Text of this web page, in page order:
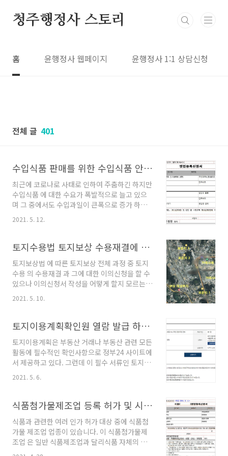
청주행정사 스토리
홈 윤행정사 웹페이지 윤행정사 1:1 상담신청
전체 글 401
수입식품 판매를 위한 수입식품 안전관리특별법 에 따른 수입식품수입 판매업 등록 절차 - 청주행정사사무소
최근에 코로나로 사태로 인하여 주춤하긴 하지만
수입식품 에 대한 수요가 폭발적으로 늘고 있으
며 그 중에서도 수입과일이 큰폭으로 증가 하고
있다. 이에 따라 수입 식품 전문점도 수입 과일을
비롯하여 과자등 까지 전방위적으로 확산되고 있
게 증가하고 있다. 이와 관련하여 식품수입 과 관
공서에 식품수입업등록 과 관련하여 그 절차와
과정을 정리해 본다. 수입식품안전관리특별법 관
련법은 별도의 법률로써 " 수입식품안전관리특
별법 " 이라는 특별법으로 규정하고 있으며 해당
각 호의 영업을 하려는 자는 총리령으로 정하는
시설기준에 맞는..
2021. 5. 12.
토지수용법 토지보상 수용재결에 따른 이의신청서 작성 - 청주행정사 사무소
토지보상법 에 따른 토지보상 전체 과정 중 토지
수용 의 수용재결 과 그에 대한 이의신청을 할 수
있으나 이의신청서 작성을 어떻게 할지 모르는
분들께 도움을 드리고자 감정평가서 분석, 토지
보상 수용재결 이의신청서 작성 사례를 올려 봅
이 감정평가서를 분석하거나 수용재결에 따른 이
니다. 그러나 법적 절차상 이의신청을 하지 않으
면 해당 절자는 종료 되고, 아무런 추가조치를 할
수 가 없습니다. 또한 어자피 이 단계 까지 왔다면
설사 보상금 금액의 과다로 인하여 다툰다 하여
않고 수용재결 까지 왔다면 그 금액에 따라서는
이의신청 절..
2021. 5. 10.
토지이용계획확인원 열람 발급 하는데 수수료 1000원 ? 무료열람?
토지이용계획은 부동산 거래나 부동산 관련 모든
활동에 필수적인 확인사항으로 정부24 사이트에
서 제공하고 있다. 그런데 이 필수 서류인 토지이
용계획확인서 발급 열람하는데 1000원 이라는
돈이 수수료로 지급한다. 정확히는 토지이용계획
돈이 든다. 해당 서류 명칭도 토지이용계획확인
서 하고도 하고 또는 토지이용계획확인원 이라고
도 혼란하게 사용하고 있다. 정확한 서류 명칭은
정부24 사이트에서는 이 민원은 토지에 대한 도
시계획의 결정사항 및 도시계획구역내의 행위의
2021. 5. 6.
식품첨가물제조업 등록 허가 및 시설기준과 품목제조보고서
식품과 관련한 여러 인가 허가 대상 중에 식품첨
가물 제조업 업종이 있습니다. 이 식품첨가물제
조업 은 일반 식품제조업과 달리식품 자체의 제